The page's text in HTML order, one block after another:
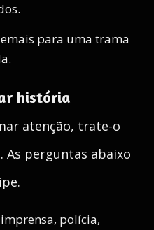
para uma trama
história
atenção, trate-o
As perguntas abaixo
polícia,